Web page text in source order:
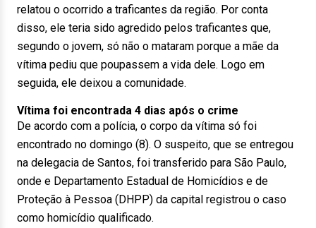
relatou o ocorrido a traficantes da região. Por conta
disso, ele teria sido agredido pelos traficantes que,
segundo o jovem, só não o mataram porque a mãe da
vítima pediu que poupassem a vida dele. Logo em
seguida, ele deixou a comunidade.
Vítima foi encontrada 4 dias após o crime
De acordo com a polícia, o corpo da vítima só foi
encontrado no domingo (8). O suspeito, que se entregou
na delegacia de Santos, foi transferido para São Paulo,
onde e Departamento Estadual de Homicídios e de
Proteção à Pessoa (DHPP) da capital registrou o caso
como homicídio qualificado.